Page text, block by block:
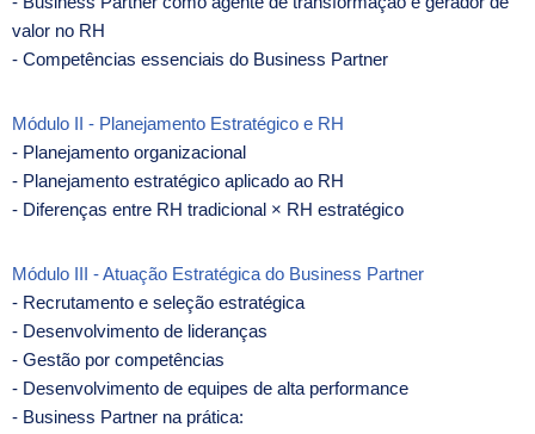
valor no RH
- Competências essenciais do Business Partner
Módulo II - Planejamento Estratégico e RH
- Planejamento organizacional
- Planejamento estratégico aplicado ao RH
- Diferenças entre RH tradicional × RH estratégico
Módulo III - Atuação Estratégica do Business Partner
- Recrutamento e seleção estratégica
- Desenvolvimento de lideranças
- Gestão por competências
- Desenvolvimento de equipes de alta performance
- Business Partner na prática: